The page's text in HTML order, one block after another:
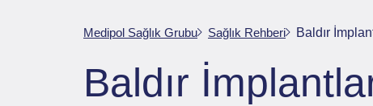
Medipol Sağlık Grubu Sağlık Rehberi Baldır
Baldır